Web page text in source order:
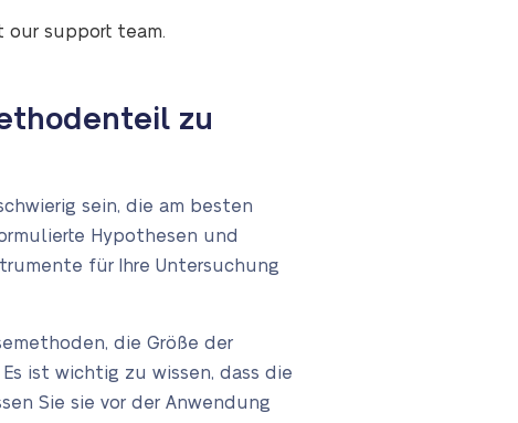
our support team.
zu
sein, die am besten
Hypothesen und
für Ihre Untersuchung
die Größe der
ist wichtig zu wissen, dass die
Sie sie vor der Anwendung